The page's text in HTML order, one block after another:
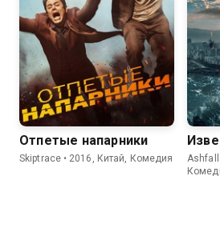
Отпетые напарники
Skiptrace • 2016, Китай, Комедия